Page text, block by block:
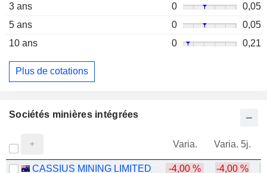
3 ans
0
0,05
5 ans
0
0,05
10 ans
0 0,21
Plus de cotations
Sociétés minières intégrées
Varia. Varia. 5j.
CASSIUS MINING LIMITED -4,00 % -4,00 %